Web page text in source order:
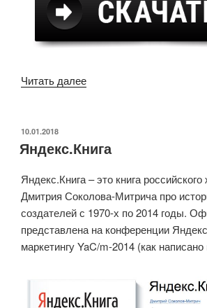
Читать далее«Три
ОПУБЛИКОВАНО
10.01.2018
Яндекс.Книга
Яндекс.Книга – это книга
Дмитрия Соколова-Митрича про
создателей с 1970-х по 2014 годы.
представлена на конференции
маркетингу YaC/m-2014 (как